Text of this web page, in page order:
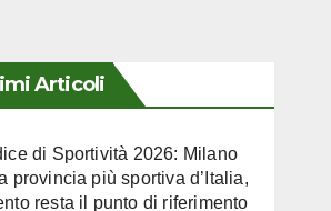
Articoli
di Sportività 2026: Milano
provincia più sportiva d’Italia,
resta il punto di riferimento